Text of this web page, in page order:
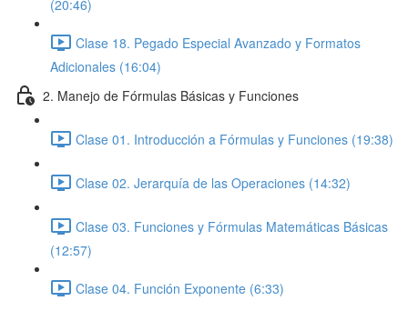
(20:46)
Clase 18. Pegado Especial Avanzado y Formatos
Adicionales (16:04)
2. Manejo de Fórmulas Básicas y Funciones
Clase 01. Introducción a Fórmulas y Funciones (19:38)
Clase 02. Jerarquía de las Operaciones (14:32)
Clase 03. Funciones y Fórmulas Matemáticas Básicas
(12:57)
Clase 04. Función Exponente (6:33)